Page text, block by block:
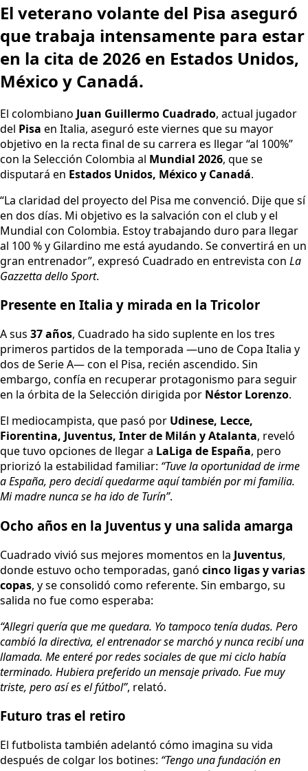
El veterano volante del Pisa aseguró
que trabaja intensamente para estar
en la cita de 2026 en Estados Unidos,
México y Canadá.
El colombiano Juan Guillermo Cuadrado, actual jugador
del Pisa en Italia, aseguró este viernes que su mayor
objetivo en la recta final de su carrera es llegar “al 100%”
con la Selección Colombia al Mundial 2026, que se
disputará en Estados Unidos, México y Canadá.
“La claridad del proyecto del Pisa me convenció. Dije que sí
en dos días. Mi objetivo es la salvación con el club y el
Mundial con Colombia. Estoy trabajando duro para llegar
al 100 % y Gilardino me está ayudando. Se convertirá en un
gran entrenador”, expresó Cuadrado en entrevista con La
Gazzetta dello Sport.
Presente en Italia y mirada en la Tricolor
A sus 37 años, Cuadrado ha sido suplente en los tres
primeros partidos de la temporada —uno de Copa Italia y
dos de Serie A— con el Pisa, recién ascendido. Sin
embargo, confía en recuperar protagonismo para seguir
en la órbita de la Selección dirigida por Néstor Lorenzo.
El mediocampista, que pasó por Udinese, Lecce,
Fiorentina, Juventus, Inter de Milán y Atalanta, reveló
que tuvo opciones de llegar a LaLiga de España, pero
priorizó la estabilidad familiar: “Tuve la oportunidad de irme
a España, pero decidí quedarme aquí también por mi familia.
Mi madre nunca se ha ido de Turín”.
Ocho años en la Juventus y una salida amarga
Cuadrado vivió sus mejores momentos en la Juventus,
donde estuvo ocho temporadas, ganó cinco ligas y varias
copas, y se consolidó como referente. Sin embargo, su
salida no fue como esperaba:
“Allegri quería que me quedara. Yo tampoco tenía dudas. Pero
cambió la directiva, el entrenador se marchó y nunca recibí una
llamada. Me enteré por redes sociales de que mi ciclo había
terminado. Hubiera preferido un mensaje privado. Fue muy
triste, pero así es el fútbol”, relató.
Futuro tras el retiro
El futbolista también adelantó cómo imagina su vida
después de colgar los botines: “Tengo una fundación en